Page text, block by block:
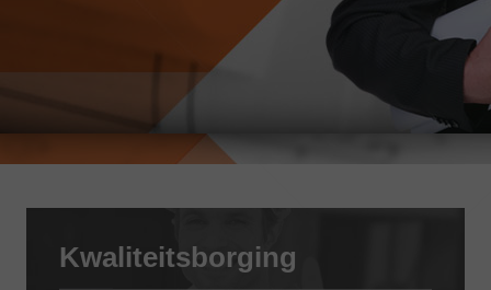
Kwaliteitsborging